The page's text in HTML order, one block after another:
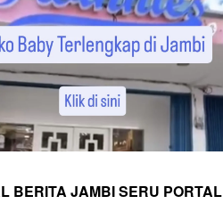
BERITA JAMBI SERU PORTAL